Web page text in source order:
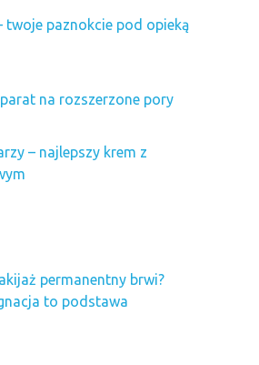
twoje paznokcie pod opieką
na rozszerzone pory
– najlepszy krem z
permanentny brwi?
to podstawa